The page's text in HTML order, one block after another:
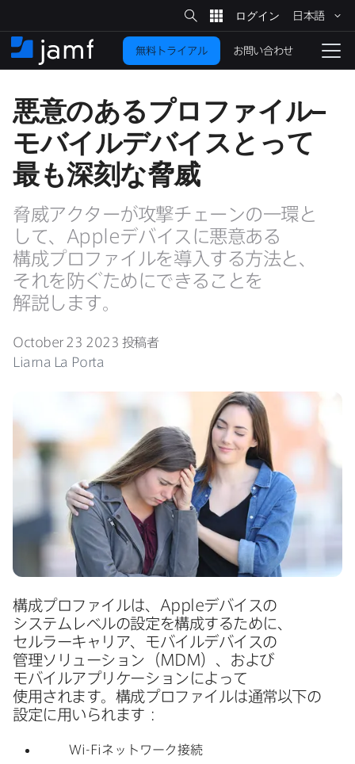
イ
ン
コ
テ
ン
ツ
に
​
移
サ
イ
ト
検
索
日本語
ホ
ー
ナ
無料トライアル お問い合わせ
悪意の​ある​プロファイル–
モバイルデバイスとって​
最も​深刻な​脅威
脅威アクターが​攻撃チェーンの​一環と​
して、 Appleデバイスに​悪意ある​
構成プロファイルを​導入する​方​法と、​
それを​防ぐ​ために​できる​ことを​
解説します。
October 23 2023 投稿者
Liarna La Porta
構成プロファイルは、 Appleデバイスの​
システムレベルの​設定を​構成する​ために、​
セルラーキャリア、​モバイルデバイスの​
管理ソリューション​（ MDM）、​および​
モバイルアプリケーションに​よって​
使用されます。​構成プロファイルは​通常以下の​
設定に​用いられます：
Wi-Fiネットワーク接続